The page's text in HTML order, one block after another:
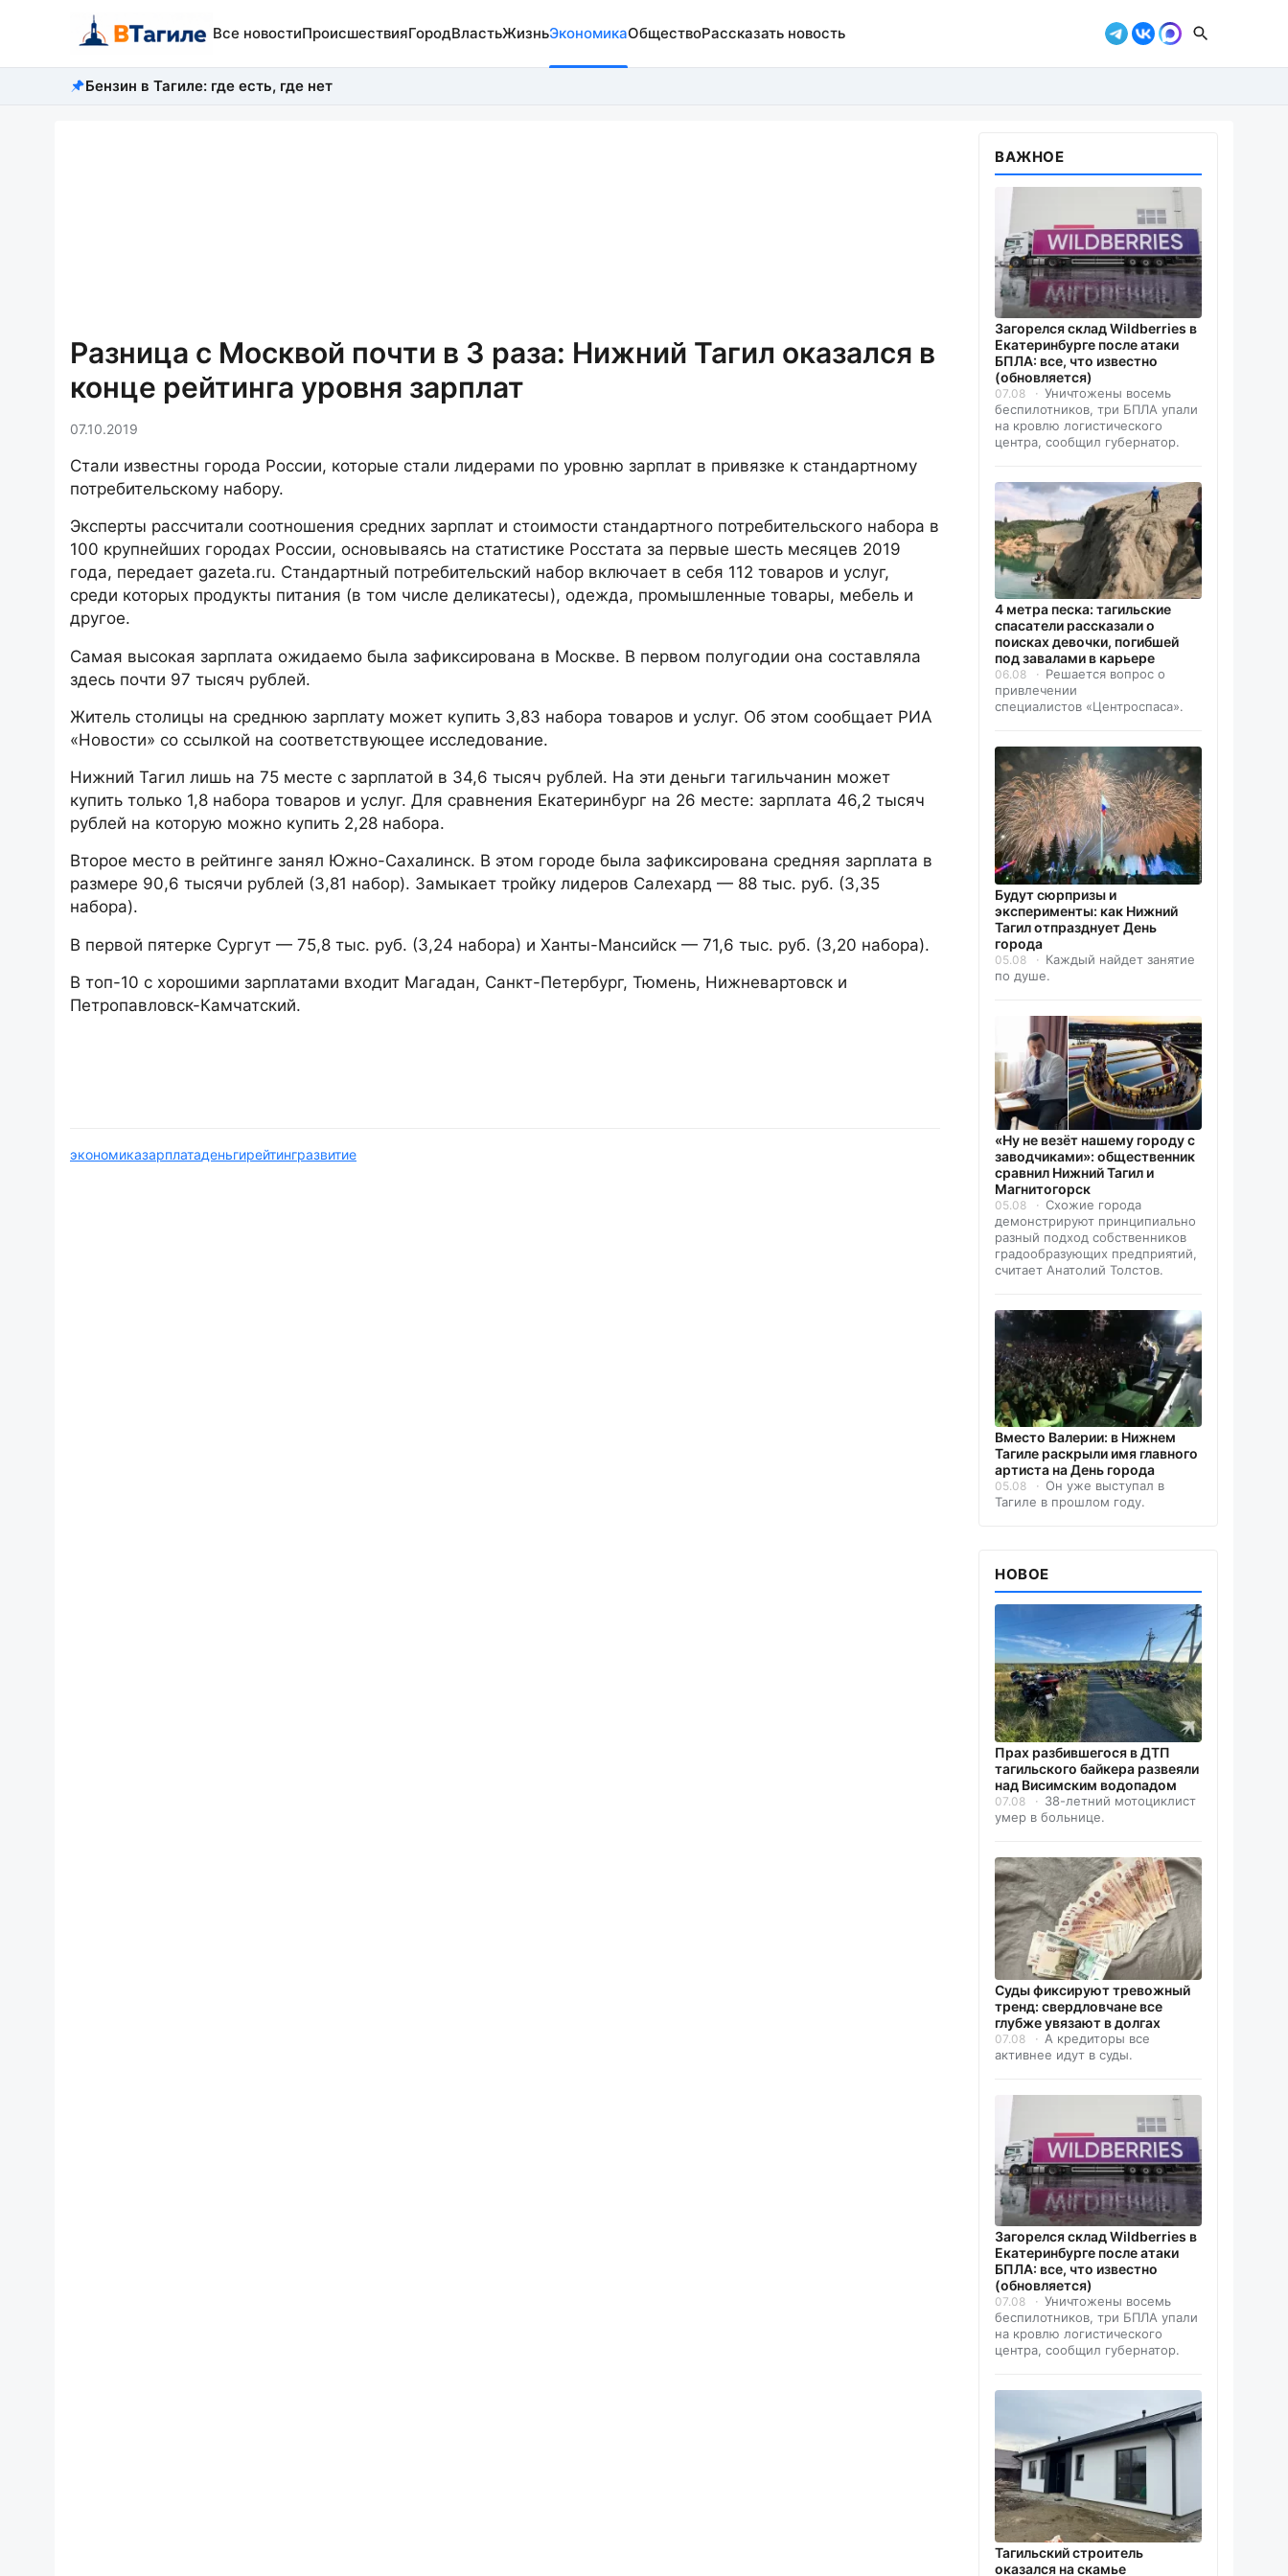
Все новостиПроисшествияГородВластьЖизньЭкономикаОбществоРассказать новость
Бензин в Тагиле: где есть, где нет
Разница с Москвой почти в 3 раза: Нижний Тагил оказался в
конце рейтинга уровня зарплат
07.10.2019
Стали известны города России, которые стали лидерами по уровню зарплат в привязке к стандартному
потребительскому набору.
Эксперты рассчитали соотношения средних зарплат и стоимости стандартного потребительского набора в
100 крупнейших городах России, основываясь на статистике Росстата за первые шесть месяцев 2019
года, передает gazeta.ru. Стандартный потребительский набор включает в себя 112 товаров и услуг,
среди которых продукты питания (в том числе деликатесы), одежда, промышленные товары, мебель и
другое.
Самая высокая зарплата ожидаемо была зафиксирована в Москве. В первом полугодии она составляла
здесь почти 97 тысяч рублей.
Житель столицы на среднюю зарплату может купить 3,83 набора товаров и услуг. Об этом сообщает РИА
«Новости» со ссылкой на соответствующее исследование.
Нижний Тагил лишь на 75 месте с зарплатой в 34,6 тысяч рублей. На эти деньги тагильчанин может
купить только 1,8 набора товаров и услуг. Для сравнения Екатеринбург на 26 месте: зарплата 46,2 тысяч
рублей на которую можно купить 2,28 набора.
Второе место в рейтинге занял Южно-Сахалинск. В этом городе была зафиксирована средняя зарплата в
размере 90,6 тысячи рублей (3,81 набор). Замыкает тройку лидеров Салехард — 88 тыс. руб. (3,35
набора).
В первой пятерке Сургут — 75,8 тыс. руб. (3,24 набора) и Ханты-Мансийск — 71,6 тыс. руб. (3,20 набора).
В топ-10 с хорошими зарплатами входит Магадан, Санкт-Петербург, Тюмень, Нижневартовск и
Петропавловск-Камчатский.
экономиказарплатаденьгирейтингразвитие
ВАЖНОЕ
Загорелся склад Wildberries в
Екатеринбурге после атаки
БПЛА: все, что известно
(обновляется)
07.08
Уничтожены восемь
беспилотников, три БПЛА упали
на кровлю логистического
центра, сообщил губернатор.
4 метра песка: тагильские
спасатели рассказали о
поисках девочки, погибшей
под завалами в карьере
06.08
Решается вопрос о
привлечении
специалистов «Центроспаса».
Будут сюрпризы и
эксперименты: как Нижний
Тагил отпразднует День
города
05.08
Каждый найдет занятие
по душе.
«Ну не везёт нашему городу с
заводчиками»: общественник
сравнил Нижний Тагил и
Магнитогорск
05.08
Схожие города
демонстрируют принципиально
разный подход собственников
градообразующих предприятий,
считает Анатолий Толстов.
Вместо Валерии: в Нижнем
Тагиле раскрыли имя главного
артиста на День города
05.08
Он уже выступал в
Тагиле в прошлом году.
НОВОЕ
Прах разбившегося в ДТП
тагильского байкера развеяли
над Висимским водопадом
07.08
38-летний мотоциклист
умер в больнице.
Суды фиксируют тревожный
тренд: свердловчане все
глубже увязают в долгах
07.08
А кредиторы все
активнее идут в суды.
Загорелся склад Wildberries в
Екатеринбурге после атаки
БПЛА: все, что известно
(обновляется)
07.08
Уничтожены восемь
беспилотников, три БПЛА упали
на кровлю логистического
центра, сообщил губернатор.
Тагильский строитель
оказался на скамье